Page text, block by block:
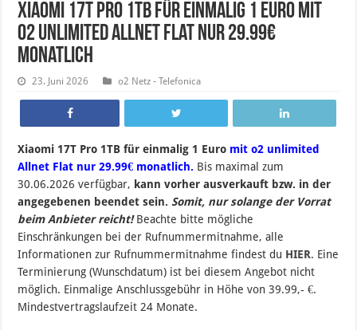
Xiaomi 17T Pro 1TB für einmalig 1 Euro mit
o2 unlimited Allnet Flat nur 29.99€
monatlich
23. Juni 2026 o2 Netz - Telefonica
Xiaomi 17T Pro 1TB für einmalig 1 Euro mit o2 unlimited
Allnet Flat nur 29.99€ monatlich. Bis maximal zum
30.06.2026 verfügbar, kann vorher ausverkauft bzw. in der
angegebenen beendet sein. Somit, nur solange der Vorrat
beim Anbieter reicht! Beachte bitte mögliche
Einschränkungen bei der Rufnummermitnahme, alle
Informationen zur Rufnummermitnahme findest du HIER. Eine
Terminierung (Wunschdatum) ist bei diesem Angebot nicht
möglich. Einmalige Anschlussgebühr in Höhe von 39.99,- €.
Mindestvertragslaufzeit 24 Monate.